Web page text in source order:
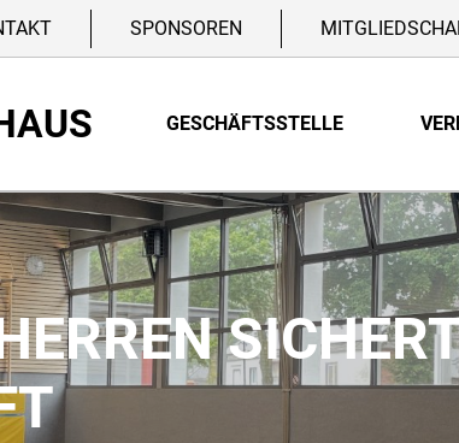
SPONSOREN
GESCHÄFTSSTELLE